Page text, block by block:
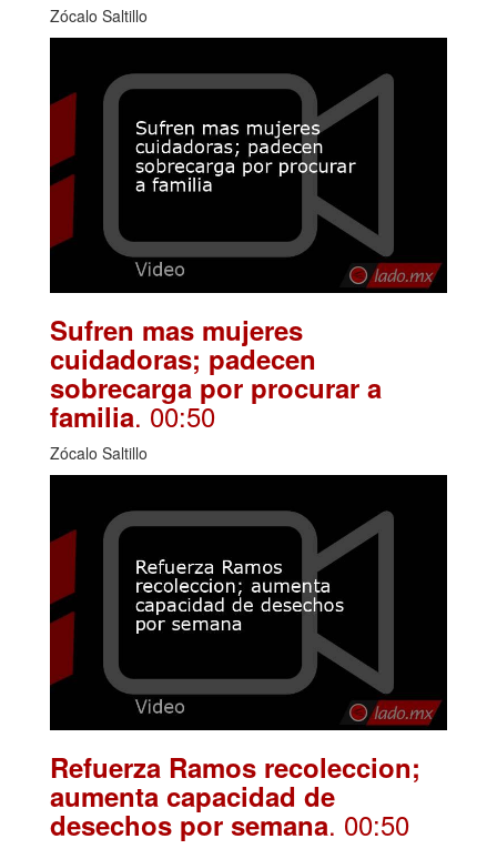
Zócalo Saltillo
Sufren mas mujeres
cuidadoras; padecen
sobrecarga por procurar a
familia. 00:50
Zócalo Saltillo
Refuerza Ramos recoleccion;
aumenta capacidad de
desechos por semana. 00:50